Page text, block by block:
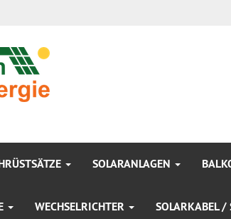
SOLARANLAGEN
WECHSELRICHTER SOLARKABEL /